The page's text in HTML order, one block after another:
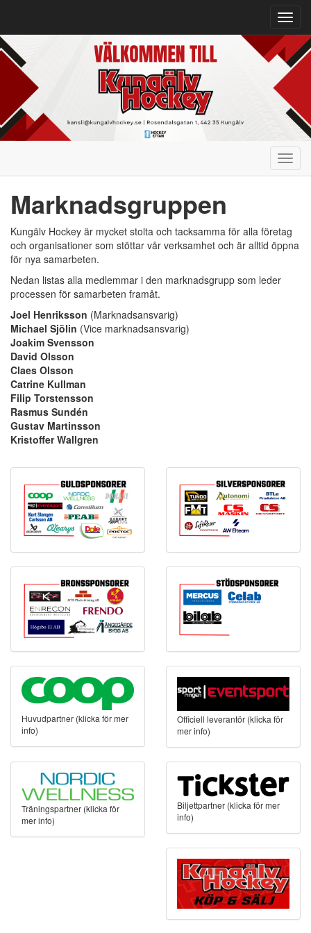
Marknadsgruppen
Kungälv Hockey är mycket stolta och tacksamma för alla företag
och organisationer som stöttar vår verksamhet och är alltid öppna
för nya samarbeten.
Nedan listas alla medlemmar i den marknadsgrupp som leder
processen för samarbeten framåt.
Joel Henriksson (Marknadsansvarig)
Michael Sjölin (Vice marknadsansvarig)
Joakim Svensson
David Olsson
Claes Olsson
Catrine Kullman
Filip Torstensson
Rasmus Sundén
Gustav Martinsson
Kristoffer Wallgren
Huvudpartner (klicka för mer
info)
Officiell leverantör (klicka för
mer info)
Träningspartner (klicka för
mer info)
Biljettpartner (klicka för mer
info)